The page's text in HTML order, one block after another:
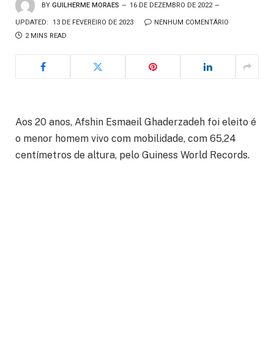
BY GUILHERME MORAES 16 DE DEZEMBRO DE 2022
UPDATED: 13 DE FEVEREIRO DE 2023
NENHUM COMENTÁRIO
2 MINS READ
Aos 20 anos, Afshin Esmaeil Ghaderzadeh foi eleito é
o menor homem vivo com mobilidade, com 65,24
centímetros de altura, pelo Guiness World Records.